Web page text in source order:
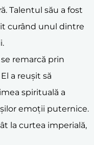
Talentul său a fost
curând unul dintre
remarcă prin
a reușit să
spirituală a
emoții puternice.
la curtea imperială,